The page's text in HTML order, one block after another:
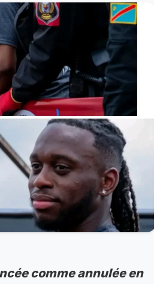
comme annulée en